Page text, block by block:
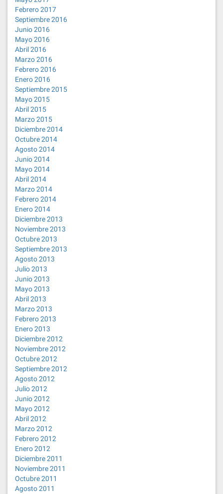
Febrero 2017
Septiembre 2016
Junio 2016
Mayo 2016
Abril 2016
Marzo 2016
Febrero 2016
Enero 2016
Septiembre 2015
Mayo 2015
Abril 2015
Marzo 2015
Diciembre 2014
Octubre 2014
Agosto 2014
Junio 2014
Mayo 2014
Abril 2014
Marzo 2014
Febrero 2014
Enero 2014
Diciembre 2013
Noviembre 2013
Octubre 2013
Septiembre 2013
Agosto 2013
Julio 2013
Junio 2013
Mayo 2013
Abril 2013
Marzo 2013
Febrero 2013
Enero 2013
Diciembre 2012
Noviembre 2012
Octubre 2012
Septiembre 2012
Agosto 2012
Julio 2012
Junio 2012
Mayo 2012
Abril 2012
Marzo 2012
Febrero 2012
Enero 2012
Diciembre 2011
Noviembre 2011
Octubre 2011
Agosto 2011